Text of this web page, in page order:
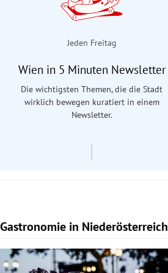
Jeden Freitag
Wien in 5 Minuten Newsletter
Die wichtigsten Themen, die die Stadt
wirklich bewegen kuratiert in einem
Newsletter.
Gastronomie in Niederösterreich
Slide 1 von 15